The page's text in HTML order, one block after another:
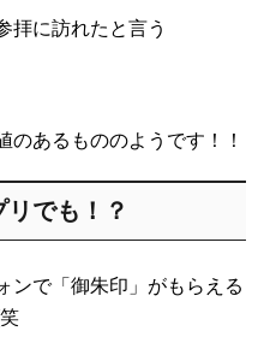
拝に訪れたと言う
のあるもののようです！！
でも！？
ンで「御朱印」がもらえる